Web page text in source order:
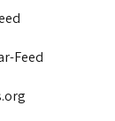
Feed